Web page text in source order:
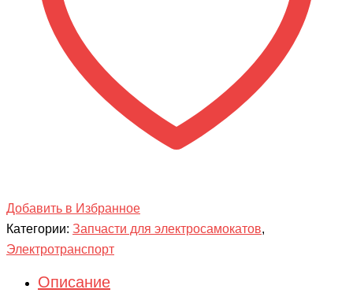
Добавить в Избранное
Категории: Запчасти для электросамокатов,
Электротранспорт
Описание